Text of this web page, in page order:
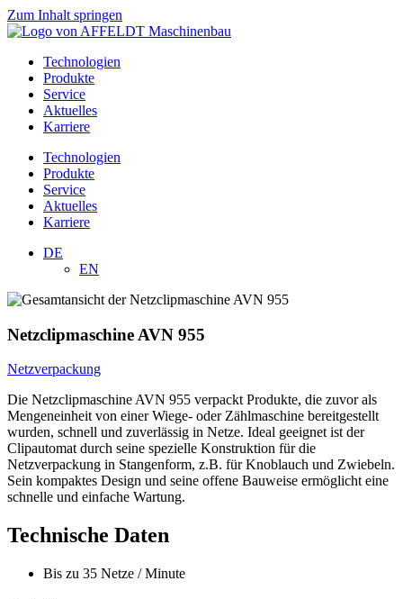
Zum Inhalt springen
Technologien
Produkte
Service
Aktuelles
Karriere
Technologien
Produkte
Service
Aktuelles
Karriere
DE
EN
Netzclipmaschine AVN 955
Netzverpackung
Die Netzclipmaschine AVN 955 verpackt Produkte, die zuvor als
Mengeneinheit von einer Wiege- oder Zählmaschine bereitgestellt
wurden, schnell und zuverlässig in Netze. Ideal geeignet ist der
Clipautomat durch seine spezielle Konstruktion für die
Netzverpackung in Stangenform, z.B. für Knoblauch und Zwiebeln.
Sein kompaktes Design und seine offene Bauweise ermöglicht eine
schnelle und einfache Wartung.
Technische Daten
Bis zu 35 Netze / Minute